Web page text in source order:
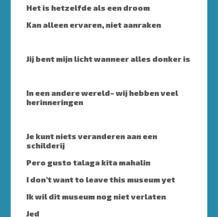
Het is hetzelfde als een droom
Kan alleen ervaren, niet aanraken
Jij bent mijn licht wanneer alles donker is
In een andere wereld– wij hebben veel
herinneringen
Je kunt niets veranderen aan een
schilderij
Pero gusto talaga kita mahalin
I don’t want to leave this museum yet
Ik wil dit museum nog niet verlaten
Jed